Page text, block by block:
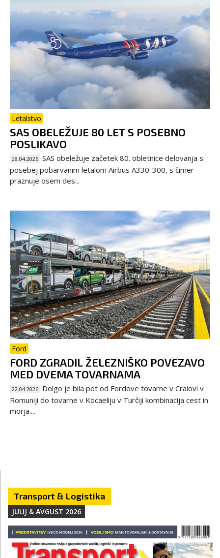
Letalstvo
SAS OBELEŽUJE 80 LET S POSEBNO
POSLIKAVO
28.04.2026 SAS obeležuje začetek 80. obletnice delovanja s
posebej pobarvanim letalom Airbus A330-300, s čimer
praznuje osem des...
Ford
FORD ZGRADIL ŽELEZNIŠKO POVEZAVO
MED DVEMA TOVARNAMA
22.04.2026 Dolgo je bila pot od Fordove tovarne v Craiovi v
Romuniji do tovarne v Kocaeliju v Turčiji kombinacija cest in
morja....
Transport & Logistika
JULIJ & AVGUST 2026